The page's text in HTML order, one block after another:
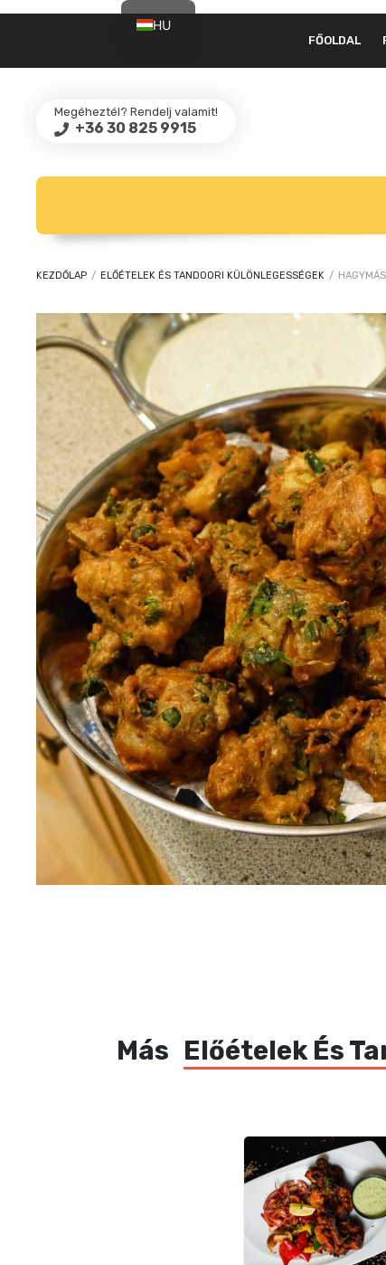
FŐOLDAL
Megéheztél? Rendelj valamit!
+36 30 825 9915
KEZDŐLAP / ELŐÉTELEK ÉS TANDOORI KÜLÖNLEGESSÉGEK /
Más Előételek És
HU